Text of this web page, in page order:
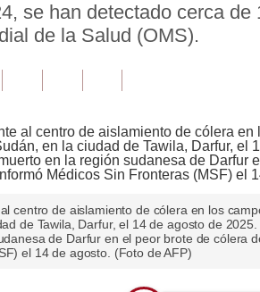
se han detectado cerca
de la Salud (OMS).
centro de aislamiento de cólera en los
de Tawila, Darfur, el 14 de agosto de
de Darfur en el peor brote de cólera
el 14 de agosto. (Foto de AFP)